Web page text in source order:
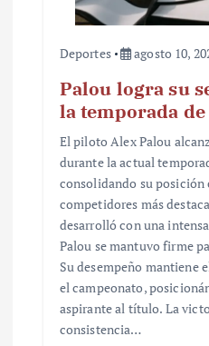
Deportes agosto 10,
Palou logra su
la temporada
El piloto Alex Palou
durante la actual
consolidando su posición
competidores más
desarrolló con una
Palou se mantuvo firme
Su desempeño mantiene
el campeonato,
aspirante al título. La
consistencia…